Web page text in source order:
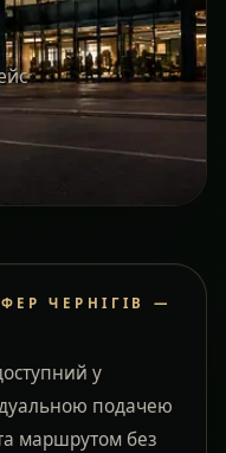
ЧЕРНІГІВ —
у
подачею
маршрутом без